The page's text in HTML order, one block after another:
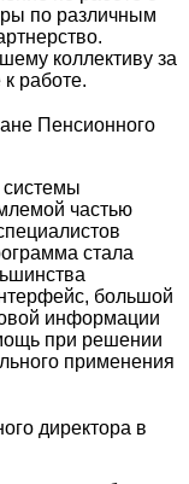
по различным
коллективу за
работе.
Пенсионного
системы
частью
стала
большой
информации
при решении
применения
директора в